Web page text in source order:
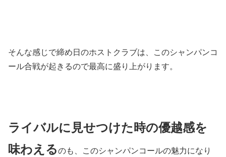
そんな感じで締め日のホストクラブは、このシャンパンコ
ール合戦が起きるので最高に盛り上がります。
ライバルに見せつけた時の優越感を
味わえるのも、このシャンパンコールの魅力になり